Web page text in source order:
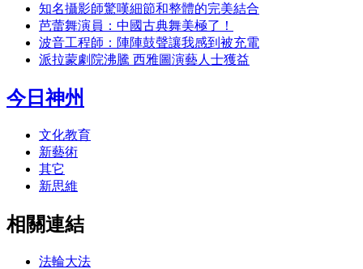
知名攝影師驚嘆細節和整體的完美結合
芭蕾舞演員：中國古典舞美極了！
波音工程師：陣陣鼓聲讓我感到被充電
派拉蒙劇院沸騰 西雅圖演藝人士獲益
今日神州
文化教育
新藝術
其它
新思維
相關連結
法輪大法